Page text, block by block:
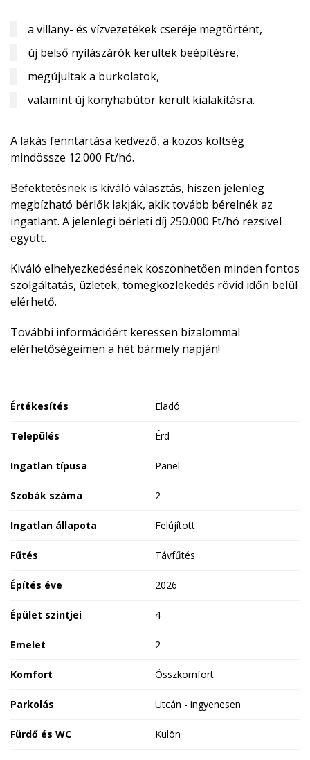
a villany- és vízvezetékek cseréje megtörtént,
új belső nyílászárók kerültek beépítésre,
megújultak a burkolatok,
valamint új konyhabútor került kialakításra.
A lakás fenntartása kedvező, a közös költség
mindössze 12.000 Ft/hó.
Befektetésnek is kiváló választás, hiszen jelenleg
megbízható bérlők lakják, akik tovább bérelnék az
ingatlant. A jelenlegi bérleti díj 250.000 Ft/hó rezsivel
együtt.
Kiváló elhelyezkedésének köszönhetően minden fontos
szolgáltatás, üzletek, tömegközlekedés rövid időn belül
elérhető.
További információért keressen bizalommal
elérhetőségeimen a hét bármely napján!
Értékesítés Eladó
Település Érd
Ingatlan típusa Panel
Szobák száma 2
Ingatlan állapota Felújított
Fűtés Távfűtés
Építés éve 2026
Épület szintjei 4
Emelet 2
Komfort Összkomfort
Parkolás Utcán - ingyenesen
Fürdő és WC Külön